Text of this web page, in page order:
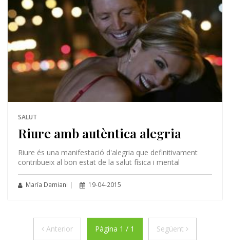
SALUT
Riure amb autèntica alegria
Riure és una manifestació d'alegria que definitivament
contribueix al bon estat de la salut física i mental
María Damiani | 19-04-2015
AnteriorAnteriorPàgina 1 / 1 Següent